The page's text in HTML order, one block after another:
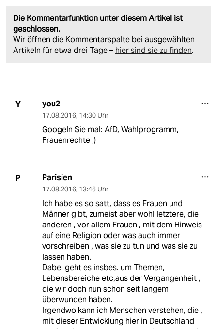
Die Kommentarfunktion unter diesem Artikel ist
geschlossen.
Wir öffnen die Kommentarspalte bei ausgewählten
Artikeln für etwa drei Tage – hier sind sie zu finden.
Y you2
17.08.2016, 14:30 Uhr
Googeln Sie mal: AfD, Wahlprogramm,
Frauenrechte ;)
P Parisien
17.08.2016, 13:46 Uhr
Ich habe es so satt, dass es Frauen und
Männer gibt, zumeist aber wohl letztere, die
anderen , vor allem Frauen , mit dem Hinweis
auf eine Religion oder was auch immer
vorschreiben , was sie zu tun und was sie zu
lassen haben.
Dabei geht es insbes. um Themen,
Lebensbereiche etc,aus der Vergangenheit ,
die wir doch nun schon seit langem
überwunden haben.
Irgendwo kann ich Menschen verstehen, die ,
mit dieser Entwicklung hier in Deutschland